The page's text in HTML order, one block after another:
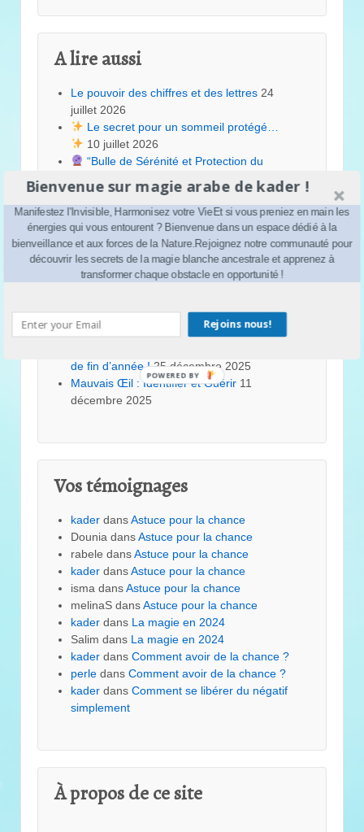
A lire aussi
Le pouvoir des chiffres et des lettres 24
juillet 2026
Le secret pour un sommeil protégé…
10 juillet 2026
“Bulle de Sérénité et Protection du
25 juin 2026
Renaître au printemps 14 mai 2026
Alchimie de l’Âme 8 mai 2026
Au-delà de la pensée positive 3 mai 2026
“Lundi de Lumière : 3 Gestes Simples pour
Purifier votre Semaine” 9 mars 2026
les 3 types de visions selon la sagesse
LE PICATRIX Le Phare de la Magie Astrale
et des Sciences Occultes
8 janvier 2026
de fin d’année ! 25 décembre 2025
Mauvais Œil : Identifier et Guérir 11
décembre 2025
Vos témoignages
kader dansAstuce pour la chance
Dounia dansAstuce pour la chance
rabele dansAstuce pour la chance
kader dansAstuce pour la chance
isma dansAstuce pour la chance
melinaS dansAstuce pour la chance
kader dans La magie en 2024
Salim dans La magie en 2024
kader dans Comment avoir de la chance ?
perle dans Comment avoir de la chance ?
kader dans Comment se libérer du négatif
simplement
À propos de ce site
Bienvenue sur magie arabe de kader !
Manifestez l'Invisible, Harmonisez votre VieEt si vous preniez en main les
énergies qui vous entourent ? Bienvenue dans un espace dédié à la
bienveillance et aux forces de la Nature.Rejoignez notre communauté pour
découvrir les secrets de la magie blanche ancestrale et apprenez à
transformer chaque obstacle en opportunité !
Rejoins nous!
POWERED BY